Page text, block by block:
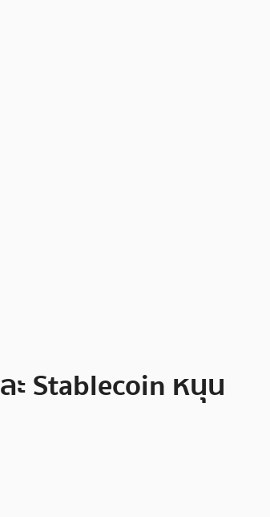
ะ Stablecoin หนุน